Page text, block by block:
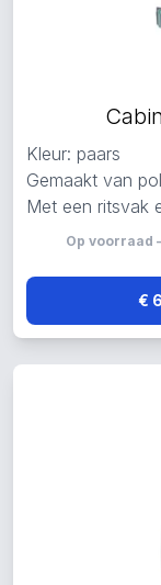
Kleur: paars
Gemaakt van
Met een ritsvak
Op voorraad
€